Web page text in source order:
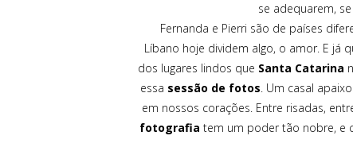
se adequarem,
Fernanda e Pierri são de países
Líbano hoje dividem algo, o amor. E já
dos lugares lindos que Santa Catarina
essa sessão de fotos. Um casal
em nossos corações. Entre risadas,
fotografia tem um poder tão nobre, e